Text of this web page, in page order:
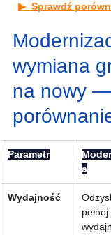
▶  Sprawdź
wymiana
na nowy —
Parametr
a
Wydajność
pełnej